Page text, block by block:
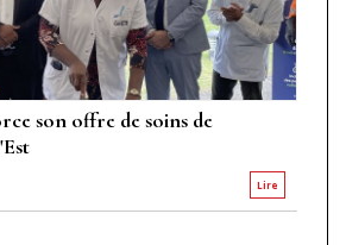
son offre de soins de
Lire